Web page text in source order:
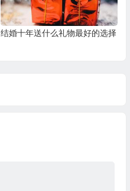
结婚十年送什么礼物最好的选择